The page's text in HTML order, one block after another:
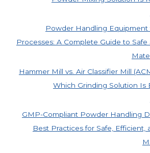
Powder Handling Equipment
Processes: A Complete Guide to
Hammer Mill vs. Air Classifier Mill
Which Grinding Solution Is
GMP-Compliant Powder Handling
Best Practices for Safe, Efficient,